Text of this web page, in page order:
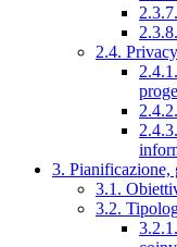
2.4. Privacy
3. Pianificazione,
3.1.
3.2.